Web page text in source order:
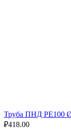
Труба ПНД РЕ100
₽418.00